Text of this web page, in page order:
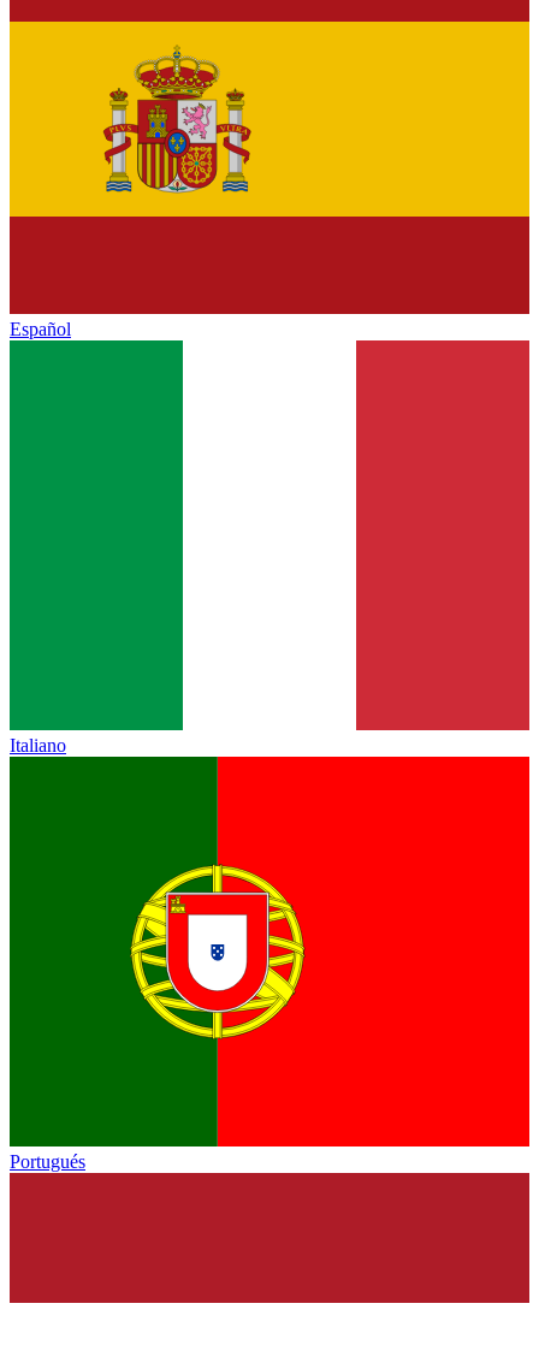
Español
Italiano
Portugués